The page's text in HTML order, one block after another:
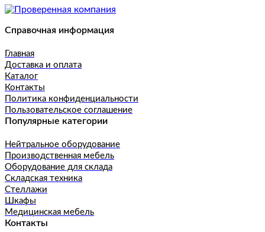
Справочная информация
Главная
Доставка и оплата
Каталог
Контакты
Политика конфиденциальности
Пользовательское соглашение
Популярные категории
Нейтральное оборудование
Производственная мебель
Оборудование для склада
Складская техника
Стеллажи
Шкафы
Медицинская мебель
Контакты